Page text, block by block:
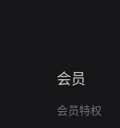
会员
会员特权